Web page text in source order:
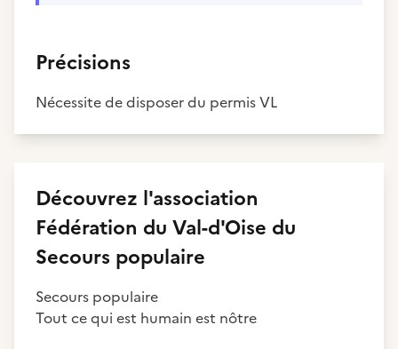
Précisions
Nécessite de disposer du permis VL
Découvrez l'association
Fédération du Val-d'Oise du
Secours populaire
Secours populaire
Tout ce qui est humain est nôtre